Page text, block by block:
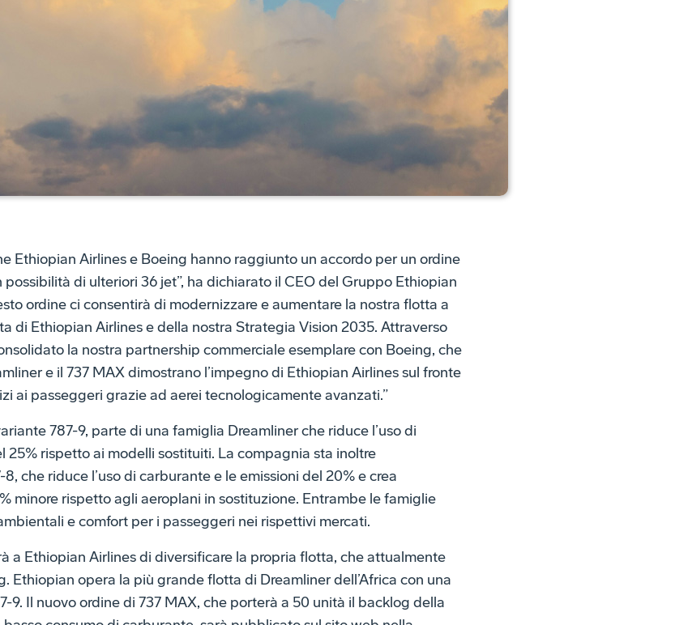
Ethiopian Airlines e Boeing hanno raggiunto un accordo per un ordine
possibilità di ulteriori 36 jet”, ha dichiarato il CEO del Gruppo Ethiopian
ordine ci consentirà di modernizzare e aumentare la nostra flotta a
di Ethiopian Airlines e della nostra Strategia Vision 2035. Attraverso
la nostra partnership commerciale esemplare con Boeing, che
e il 737 MAX dimostrano l’impegno di Ethiopian Airlines sul fronte
ai passeggeri grazie ad aerei tecnologicamente avanzati.”
787-9, parte di una famiglia Dreamliner che riduce l’uso di
25% rispetto ai modelli sostituiti. La compagnia sta inoltre
che riduce l’uso di carburante e le emissioni del 20% e crea
minore rispetto agli aeroplani in sostituzione. Entrambe le famiglie
e comfort per i passeggeri nei rispettivi mercati.
a Ethiopian Airlines di diversificare la propria flotta, che attualmente
Ethiopian opera la più grande flotta di Dreamliner dell’Africa con una
9. Il nuovo ordine di 737 MAX, che porterà a 50 unità il backlog della